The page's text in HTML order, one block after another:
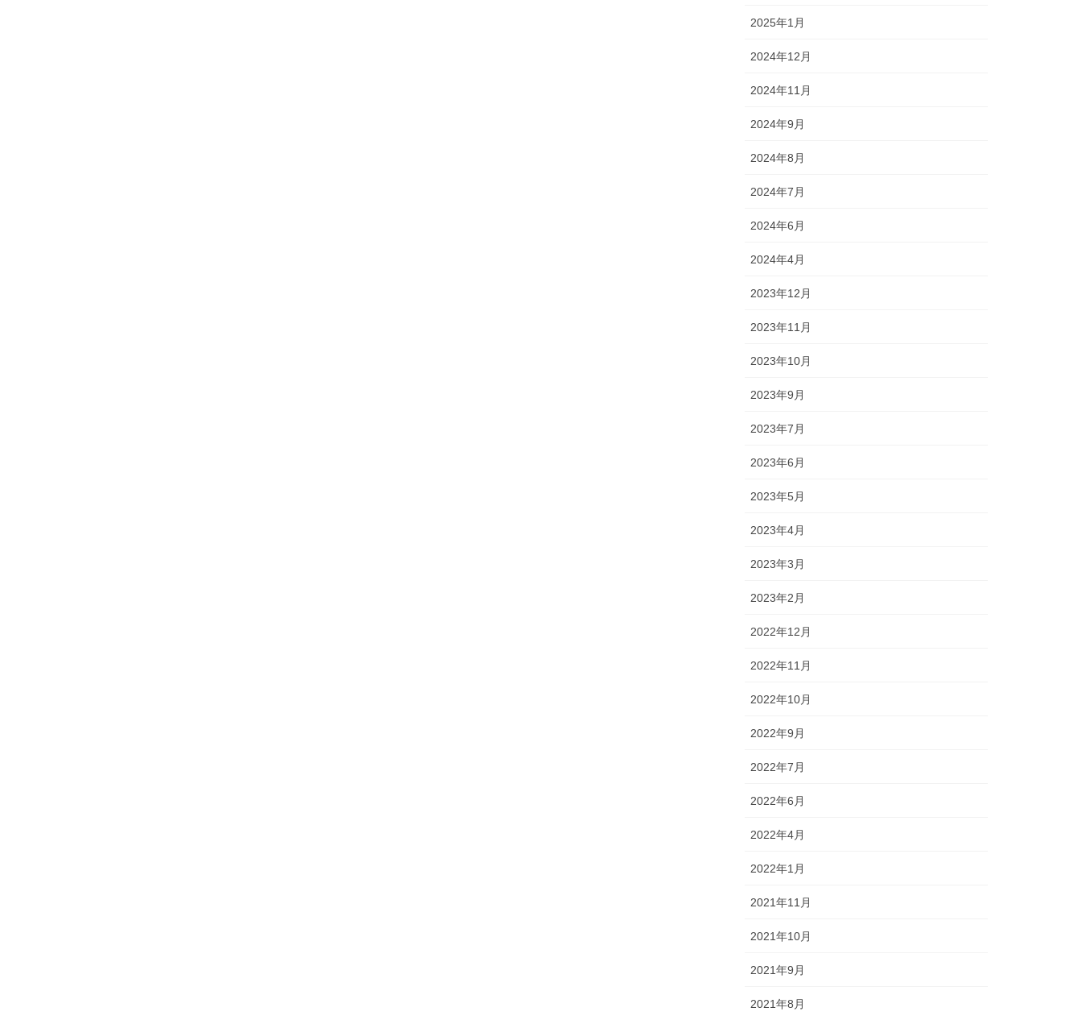
2025年1月
2024年12月
2024年11月
2024年9月
2024年8月
2024年7月
2024年6月
2024年4月
2023年12月
2023年11月
2023年10月
2023年9月
2023年7月
2023年6月
2023年5月
2023年4月
2023年3月
2023年2月
2022年12月
2022年11月
2022年10月
2022年9月
2022年7月
2022年6月
2022年4月
2022年1月
2021年11月
2021年10月
2021年9月
2021年8月